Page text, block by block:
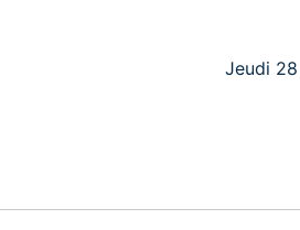
Jeudi 28